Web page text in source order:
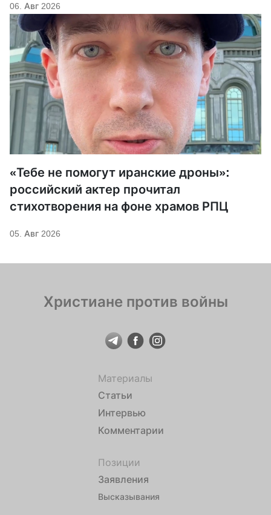
06. Авг 2026
«Тебе не помогут иранские дроны»:
российский актер прочитал
стихотворения на фоне храмов РПЦ
05. Авг 2026
Христиане против войны
Материалы
Статьи
Интервью
Комментарии
Позиции
Заявления
Высказывания